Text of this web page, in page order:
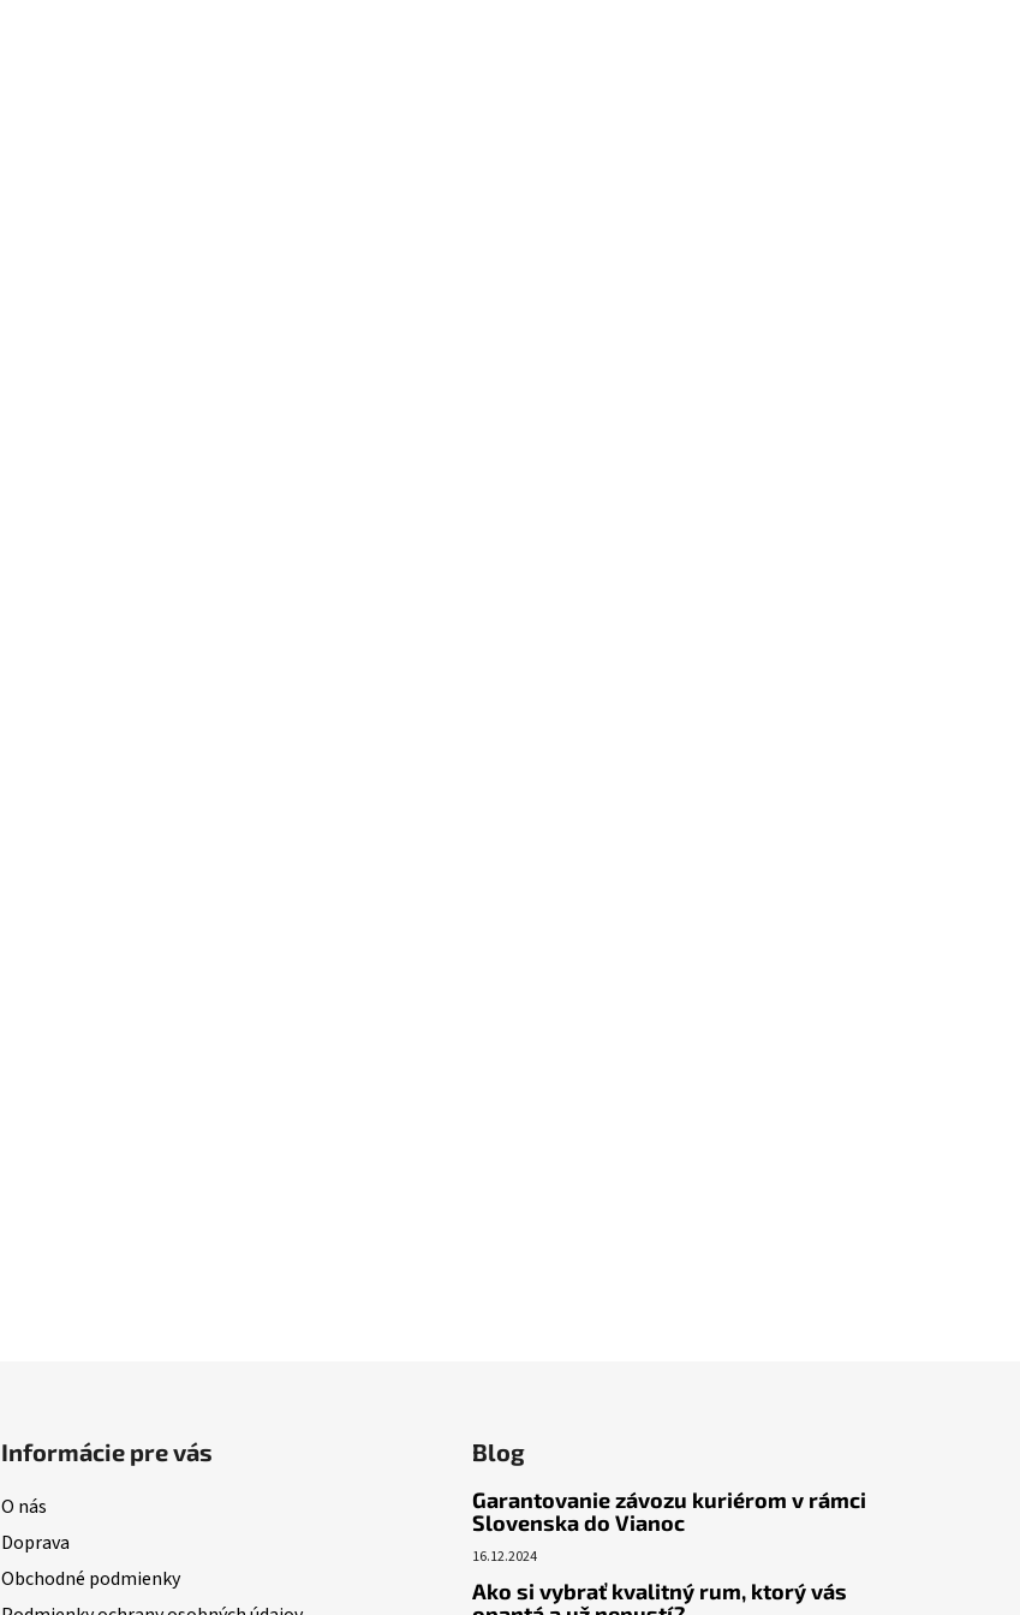
Informácie pre vás
O nás
Doprava
Obchodné podmienky
Blog
Garantovanie závozu kuriérom v rámci
Slovenska do Vianoc
16.12.2024
Ako si vybrať kvalitný rum, ktorý vás